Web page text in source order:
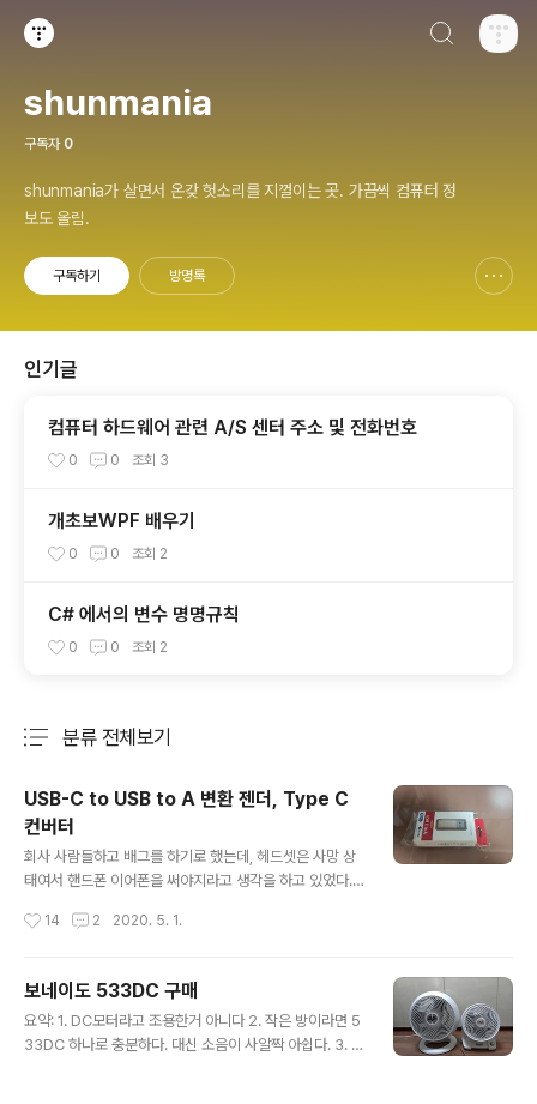
shunmania
구독자 0
shunmania가 살면서 온갖 헛소리를 지껄이는 곳. 가끔씩 컴퓨터 정
보도 올림.
구독하기 방명록
인기글
컴퓨터 하드웨어 관련 A/S 센터 주소 및 전화번호
0 0 조회 3
개초보WPF 배우기
0 0 조회 2
C# 에서의 변수 명명규칙
0 0 조회 2
분류 전체보기
USB-C to USB to A 변환 젠더, Type C
컨버터
회사 사람들하고 배그를 하기로 했는데, 헤드셋은 사망 상
태여서 핸드폰 이어폰을 써야지라고 생각을 하고 있었다.
USB-C 타입 이어폰이었다. 끄아아아아아아아아아아아아
기 시작.. 그런데 USB-C를 A로 바꿔주는 변환 젠더가 대
충 검색해서 나올줄 알았는데 진짜 안나온다. 대부분 A를
C로 바꿔주는거더라 암튼 꾸팡에서 하나 찾아서 롸켓배송
14 2 2020. 5. 1.
보네이도 533DC 구매
요약: 1. DC모터라고 조용한거 아니다 2. 작은 방이라면 5
33DC 하나로 충분하다. 대신 소음이 사알짝 아쉽다. 3. 거